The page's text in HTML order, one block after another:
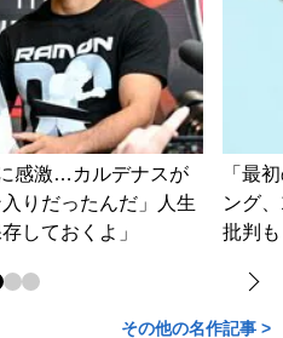
感激…カルデナスが
りだったんだ」人生
しておくよ」
「最
ング
批判
その他の名作記事 >